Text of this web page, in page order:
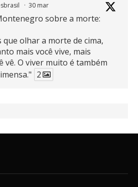
· 30 mar
sobre a morte:
que olhar a morte de cima,
mais você vive, mais
vê. O viver muito é também
2
389 X